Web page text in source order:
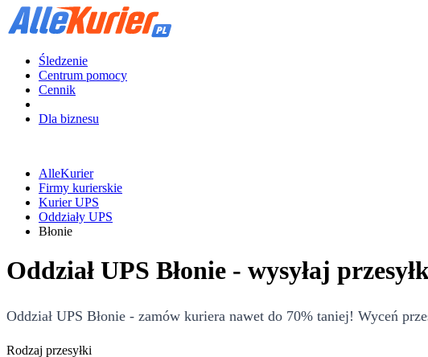
Śledzenie
Centrum pomocy
Cennik
Dla biznesu
AlleKurier
Firmy kurierskie
Kurier UPS
Oddziały UPS
Błonie
Oddział UPS Błonie - wysyłaj
Oddział UPS Błonie - zamów kuriera nawet do 70% taniej! Wyceń
Rodzaj przesyłki